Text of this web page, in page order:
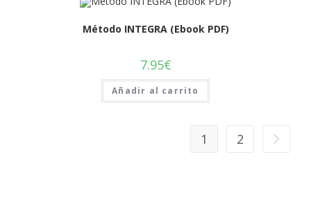
Método INTEGRA (Ebook PDF)
7.95€
Añadir al carrito
1 2